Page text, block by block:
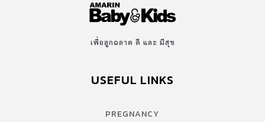
เพื่อลูกฉลาด ดี และ มีสุข
USEFUL LINKS
PREGNANCY